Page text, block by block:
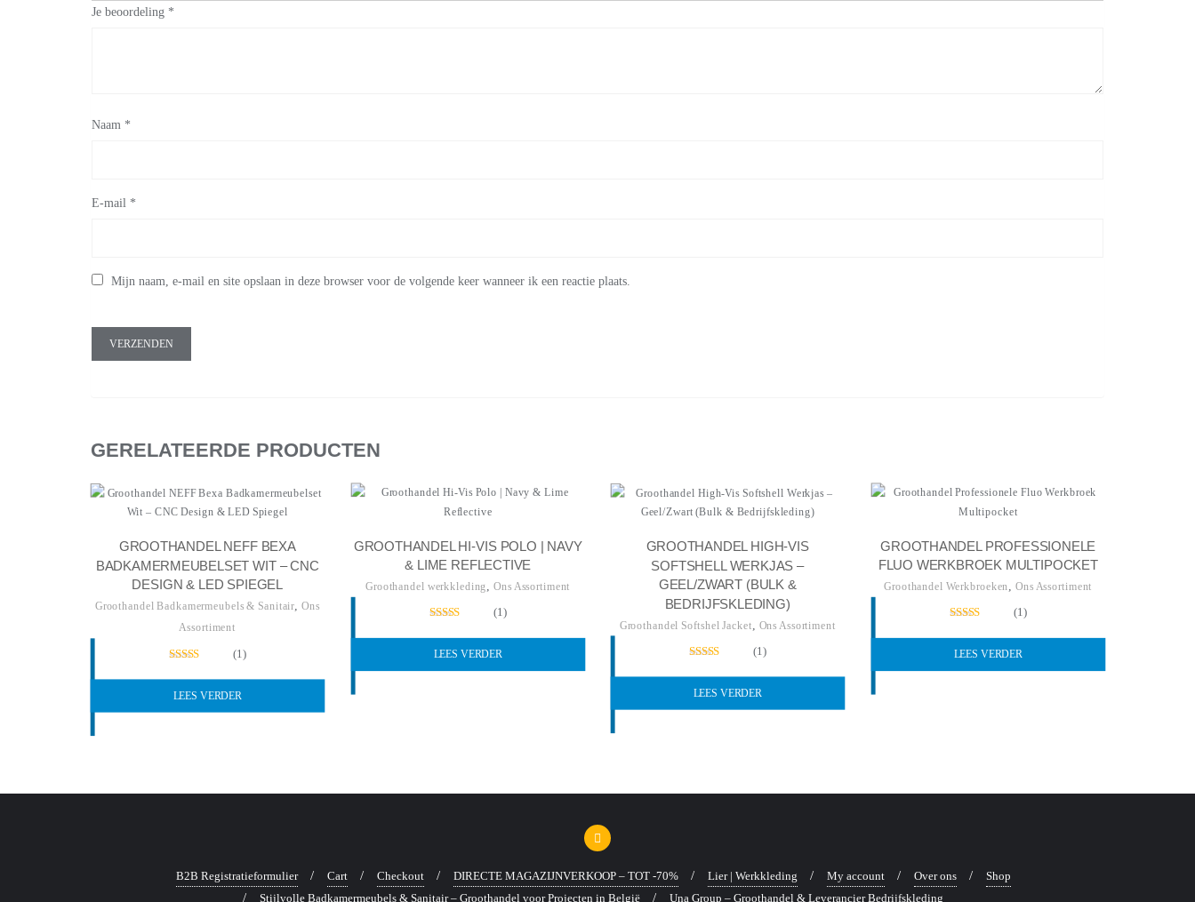
Je beoordeling *
Naam *
E-mail *
Mijn naam, e-mail en site opslaan in deze browser voor de volgende keer wanneer ik een reactie plaats.
GERELATEERDE PRODUCTEN
GROOTHANDEL NEFF BEXA
BADKAMERMEUBELSET WIT – CNC
DESIGN & LED SPIEGEL
Groothandel Badkamermeubels & Sanitair ,Ons
Assortiment
5.00
uit 5
(1)
LEES VERDER
GROOTHANDEL HI-VIS POLO | NAVY
& LIME REFLECTIVE
Groothandel werkkleding Ons Assortiment
5.00
uit 5
(1)
LEES VERDER
GROOTHANDEL HIGH-VIS
SOFTSHELL WERKJAS –
GEEL/ZWART (BULK &
BEDRIJFSKLEDING)
Groothandel Softshel Jacket Ons Assortiment
5.00
uit 5
(1)
LEES VERDER
GROOTHANDEL PROFESSIONELE
FLUO WERKBROEK MULTIPOCKET
Groothandel Werkbroeken Ons Assortiment
5.00
uit 5
(1)
LEES VERDER
B2B Registratieformulier Cart Checkout DIRECTE MAGAZIJNVERKOOP – TOT -70% Lier | Werkkleding My account Over ons
Shop
Stijlvolle Badkamermeubels & Sanitair – Groothandel voor Projecten in België
Una Group – Groothandel & Leverancier Bedrijfskleding